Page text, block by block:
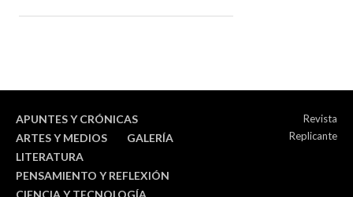
APUNTES Y CRÓNICAS
ARTES Y MEDIOS
GALERÍA
LITERATURA
PENSAMIENTO Y REFLEXIÓN
CIENCIA Y TECNOLOGÍA
Revista
Replicante